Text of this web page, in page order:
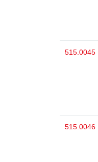
515.0045
515.0046